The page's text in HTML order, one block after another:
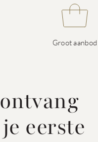
Groot aanbod
eerste